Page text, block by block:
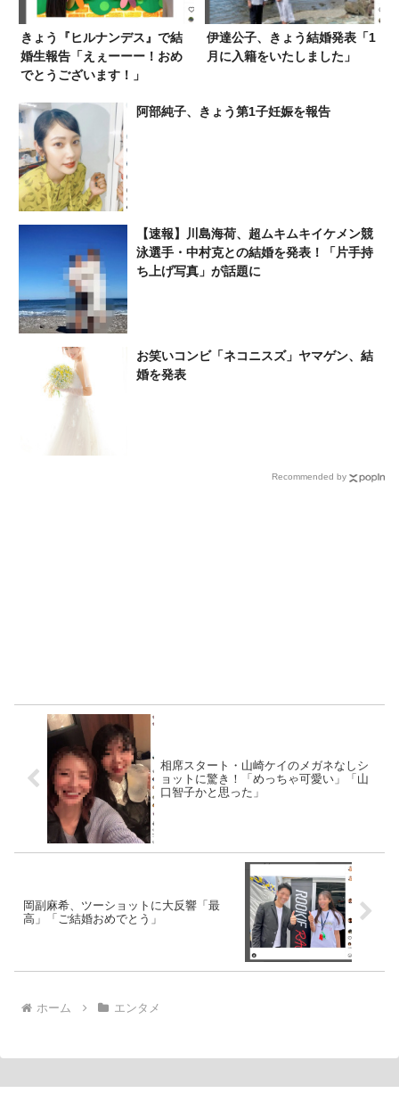
きょう『ヒルナンデス』で結
婚生報告「えぇーーー！おめ
でとうございます！」
伊達公子、きょう結婚発表「1
月に入籍をいたしました」
阿部純子、きょう第1子妊娠を報告
【速報】川島海荷、超ムキムキイケメン競
泳選手・中村克との結婚を発表！「片手持
ち上げ写真」が話題に
お笑いコンビ「ネコニスズ」ヤマゲン、結
婚を発表
Recommended by
相席スタート・山崎ケイのメガネなしシ
ョットに驚き！「めっちゃ可愛い」「山
口智子かと思った」
岡副麻希、ツーショットに大反響「最
高」「ご結婚おめでとう」
ホーム エンタメ